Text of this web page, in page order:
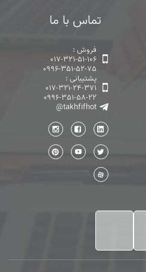
تماس با ما
فروش :
017-321-51-106
0996-351-52-75
پشتیبانی :
017-321-24-371
0996-351-58-22
@takhfifhot